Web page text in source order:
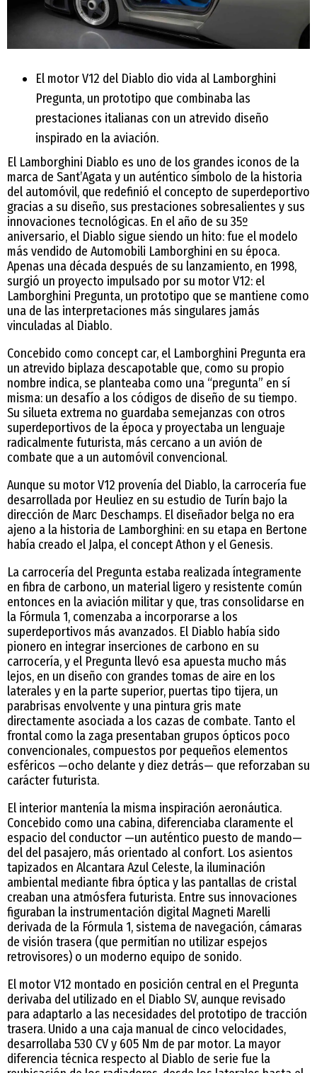
El motor V12 del Diablo dio vida al Lamborghini
Pregunta, un prototipo que combinaba las
prestaciones italianas con un atrevido diseño
inspirado en la aviación.
El Lamborghini Diablo es uno de los grandes iconos de la
marca de Sant’Agata y un auténtico símbolo de la historia
del automóvil, que redefinió el concepto de superdeportivo
gracias a su diseño, sus prestaciones sobresalientes y sus
innovaciones tecnológicas. En el año de su 35º
aniversario, el Diablo sigue siendo un hito: fue el modelo
más vendido de Automobili Lamborghini en su época.
Apenas una década después de su lanzamiento, en 1998,
surgió un proyecto impulsado por su motor V12: el
Lamborghini Pregunta, un prototipo que se mantiene como
una de las interpretaciones más singulares jamás
vinculadas al Diablo.
Concebido como concept car, el Lamborghini Pregunta era
un atrevido biplaza descapotable que, como su propio
nombre indica, se planteaba como una “pregunta” en sí
misma: un desafío a los códigos de diseño de su tiempo.
Su silueta extrema no guardaba semejanzas con otros
superdeportivos de la época y proyectaba un lenguaje
radicalmente futurista, más cercano a un avión de
combate que a un automóvil convencional.
Aunque su motor V12 provenía del Diablo, la carrocería fue
desarrollada por Heuliez en su estudio de Turín bajo la
dirección de Marc Deschamps. El diseñador belga no era
ajeno a la historia de Lamborghini: en su etapa en Bertone
había creado el Jalpa, el concept Athon y el Genesis.
La carrocería del Pregunta estaba realizada íntegramente
en fibra de carbono, un material ligero y resistente común
entonces en la aviación militar y que, tras consolidarse en
la Fórmula 1, comenzaba a incorporarse a los
superdeportivos más avanzados. El Diablo había sido
pionero en integrar inserciones de carbono en su
carrocería, y el Pregunta llevó esa apuesta mucho más
lejos, en un diseño con grandes tomas de aire en los
laterales y en la parte superior, puertas tipo tijera, un
parabrisas envolvente y una pintura gris mate
directamente asociada a los cazas de combate. Tanto el
frontal como la zaga presentaban grupos ópticos poco
convencionales, compuestos por pequeños elementos
esféricos —ocho delante y diez detrás— que reforzaban su
carácter futurista.
El interior mantenía la misma inspiración aeronáutica.
Concebido como una cabina, diferenciaba claramente el
espacio del conductor —un auténtico puesto de mando—
del del pasajero, más orientado al confort. Los asientos
tapizados en Alcantara Azul Celeste, la iluminación
ambiental mediante fibra óptica y las pantallas de cristal
creaban una atmósfera futurista. Entre sus innovaciones
figuraban la instrumentación digital Magneti Marelli
derivada de la Fórmula 1, sistema de navegación, cámaras
de visión trasera (que permitían no utilizar espejos
retrovisores) o un moderno equipo de sonido.
El motor V12 montado en posición central en el Pregunta
derivaba del utilizado en el Diablo SV, aunque revisado
para adaptarlo a las necesidades del prototipo de tracción
trasera. Unido a una caja manual de cinco velocidades,
desarrollaba 530 CV y 605 Nm de par motor. La mayor
diferencia técnica respecto al Diablo de serie fue la